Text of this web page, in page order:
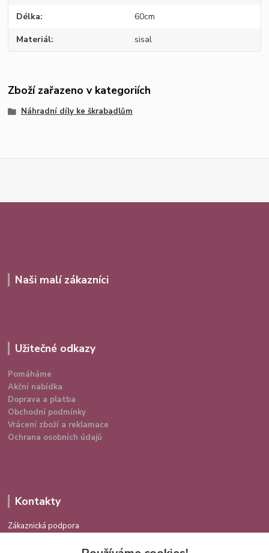
Délka 60cm
Materiál sisal
Zboží zařazeno v kategoriích
Náhradní díly ke škrabadlům
Naši malí zákazníci
Užitečné odkazy
Pomáháme
Akční nabídka
Doprava a platba
Obchodní podmínky
Vrácení zboží a reklamace
Ochrana osobních údajů
Kontakty
Zákaznická podpora